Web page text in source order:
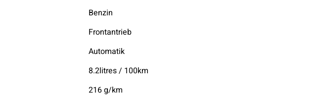
Benzin
Frontantrieb
Automatik
8.2litres / 100km
216 g/km